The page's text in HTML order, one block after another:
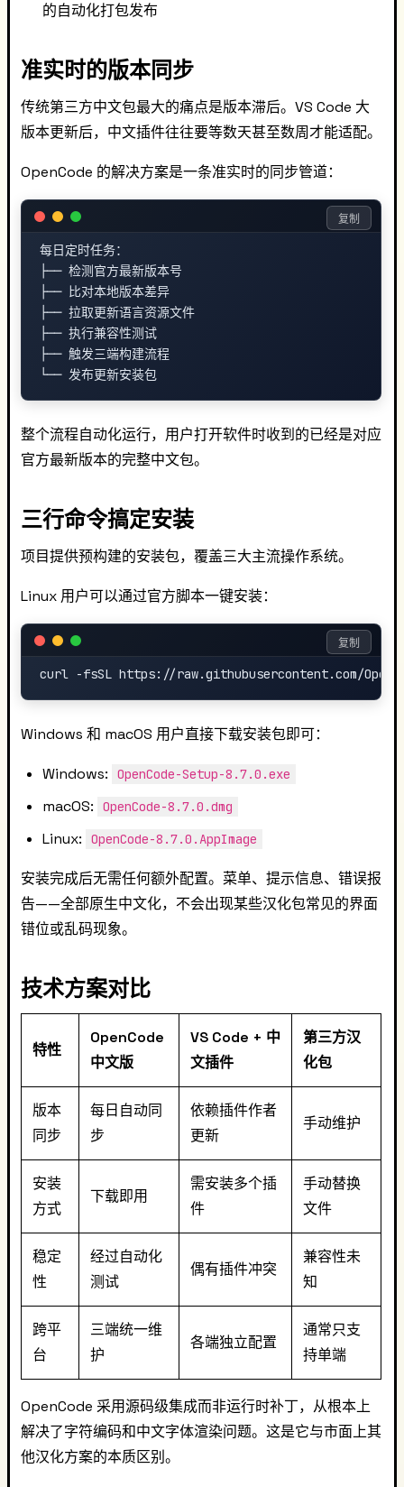
的自动化打包发布
准实时的版本同步
传统第三方中文包最大的痛点是版本滞后。VS Code 大
版本更新后，中文插件往往要等数天甚至数周才能适配。
OpenCode 的解决方案是一条准实时的同步管道：
每日定时任务：
├── 检测官方最新版本号
├── 比对本地版本差异
├── 拉取更新语言资源文件
├── 执行兼容性测试
├── 触发三端构建流程
复制
整个流程自动化运行，用户打开软件时收到的已经是对应
官方最新版本的完整中文包。
三行命令搞定安装
项目提供预构建的安装包，覆盖三大主流操作系统。
Linux 用户可以通过官方脚本一键安装：
复制
Windows 和 macOS 用户直接下载安装包即可：
Windows: OpenCode-Setup-8.7.0.exe
macOS: OpenCode-8.7.0.dmg
Linux: OpenCode-8.7.0.AppImage
安装完成后无需任何额外配置。菜单、提示信息、错误报
告——全部原生中文化，不会出现某些汉化包常见的界面
错位或乱码现象。
技术方案对比
特性
OpenCode
中文版
VS Code + 中
文插件
第三方汉
化包
版本
同步
每日自动同
步
依赖插件作者
更新
手动维护
安装
方式
下载即用
需安装多个插
件
手动替换
文件
稳定
性
经过自动化
测试
偶有插件冲突
兼容性未
知
跨平
台
三端统一维
护
各端独立配置
通常只支
持单端
OpenCode 采用源码级集成而非运行时补丁，从根本上
解决了字符编码和中文字体渲染问题。这是它与市面上其
他汉化方案的本质区别。